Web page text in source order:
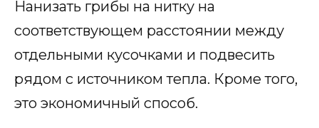
Нанизать грибы на нитку на
соответствующем расстоянии между
отдельными кусочками и подвесить
рядом с источником тепла. Кроме того,
это экономичный способ.